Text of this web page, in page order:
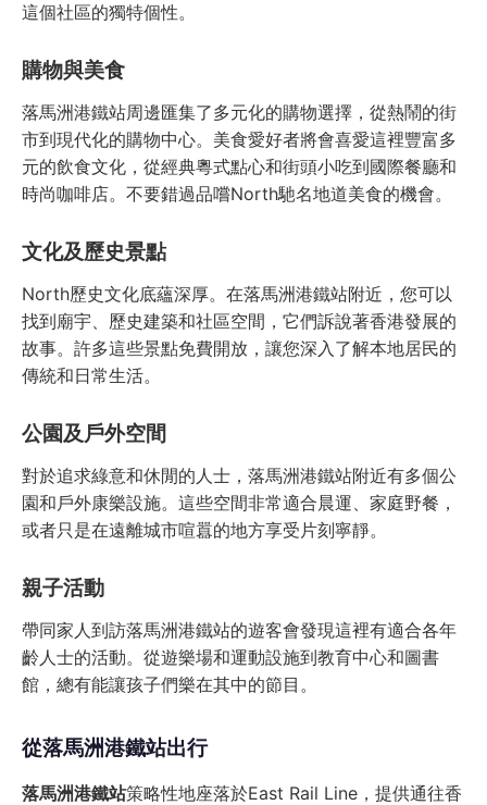
這個社區的獨特個性。
購物與美食
落馬洲港鐵站周邊匯集了多元化的購物選擇，從熱鬧的街
市到現代化的購物中心。美食愛好者將會喜愛這裡豐富多
元的飲食文化，從經典粵式點心和街頭小吃到國際餐廳和
時尚咖啡店。不要錯過品嚐North馳名地道美食的機會。
文化及歷史景點
North歷史文化底蘊深厚。在落馬洲港鐵站附近，您可以
找到廟宇、歷史建築和社區空間，它們訴說著香港發展的
故事。許多這些景點免費開放，讓您深入了解本地居民的
傳統和日常生活。
公園及戶外空間
對於追求綠意和休閒的人士，落馬洲港鐵站附近有多個公
園和戶外康樂設施。這些空間非常適合晨運、家庭野餐，
或者只是在遠離城市喧囂的地方享受片刻寧靜。
親子活動
帶同家人到訪落馬洲港鐵站的遊客會發現這裡有適合各年
齡人士的活動。從遊樂場和運動設施到教育中心和圖書
館，總有能讓孩子們樂在其中的節目。
從落馬洲港鐵站出行
落馬洲港鐵站策略性地座落於East Rail Line，提供通往香